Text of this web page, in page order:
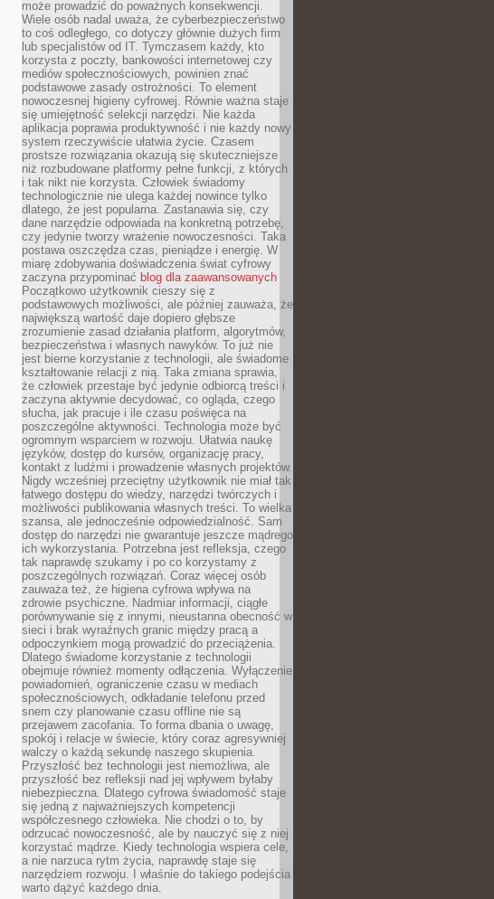
może prowadzić do poważnych konsekwencji.
Wiele osób nadal uważa, że cyberbezpieczeństwo
to coś odległego, co dotyczy głównie dużych firm
lub specjalistów od IT. Tymczasem każdy, kto
korzysta z poczty, bankowości internetowej czy
mediów społecznościowych, powinien znać
podstawowe zasady ostrożności. To element
nowoczesnej higieny cyfrowej. Równie ważna staje
się umiejętność selekcji narzędzi. Nie każda
aplikacja poprawia produktywność i nie każdy nowy
system rzeczywiście ułatwia życie. Czasem
prostsze rozwiązania okazują się skuteczniejsze
niż rozbudowane platformy pełne funkcji, z których
i tak nikt nie korzysta. Człowiek świadomy
technologicznie nie ulega każdej nowince tylko
dlatego, że jest popularna. Zastanawia się, czy
dane narzędzie odpowiada na konkretną potrzebę,
czy jedynie tworzy wrażenie nowoczesności. Taka
postawa oszczędza czas, pieniądze i energię. W
miarę zdobywania doświadczenia świat cyfrowy
zaczyna przypominać blog dla zaawansowanych
Początkowo użytkownik cieszy się z
podstawowych możliwości, ale później zauważa, że
największą wartość daje dopiero głębsze
zrozumienie zasad działania platform, algorytmów,
bezpieczeństwa i własnych nawyków. To już nie
jest bierne korzystanie z technologii, ale świadome
kształtowanie relacji z nią. Taka zmiana sprawia,
że człowiek przestaje być jedynie odbiorcą treści i
zaczyna aktywnie decydować, co ogląda, czego
słucha, jak pracuje i ile czasu poświęca na
poszczególne aktywności. Technologia może być
ogromnym wsparciem w rozwoju. Ułatwia naukę
języków, dostęp do kursów, organizację pracy,
kontakt z ludźmi i prowadzenie własnych projektów.
Nigdy wcześniej przeciętny użytkownik nie miał tak
łatwego dostępu do wiedzy, narzędzi twórczych i
możliwości publikowania własnych treści. To wielka
szansa, ale jednocześnie odpowiedzialność. Sam
dostęp do narzędzi nie gwarantuje jeszcze mądrego
ich wykorzystania. Potrzebna jest refleksja, czego
tak naprawdę szukamy i po co korzystamy z
poszczególnych rozwiązań. Coraz więcej osób
zauważa też, że higiena cyfrowa wpływa na
zdrowie psychiczne. Nadmiar informacji, ciągłe
porównywanie się z innymi, nieustanna obecność w
sieci i brak wyraźnych granic między pracą a
odpoczynkiem mogą prowadzić do przeciążenia.
Dlatego świadome korzystanie z technologii
obejmuje również momenty odłączenia. Wyłączenie
powiadomień, ograniczenie czasu w mediach
społecznościowych, odkładanie telefonu przed
snem czy planowanie czasu offline nie są
przejawem zacofania. To forma dbania o uwagę,
spokój i relacje w świecie, który coraz agresywniej
walczy o każdą sekundę naszego skupienia.
Przyszłość bez technologii jest niemożliwa, ale
przyszłość bez refleksji nad jej wpływem byłaby
niebezpieczna. Dlatego cyfrowa świadomość staje
się jedną z najważniejszych kompetencji
współczesnego człowieka. Nie chodzi o to, by
odrzucać nowoczesność, ale by nauczyć się z niej
korzystać mądrze. Kiedy technologia wspiera cele,
a nie narzuca rytm życia, naprawdę staje się
narzędziem rozwoju. I właśnie do takiego podejścia
warto dążyć każdego dnia.